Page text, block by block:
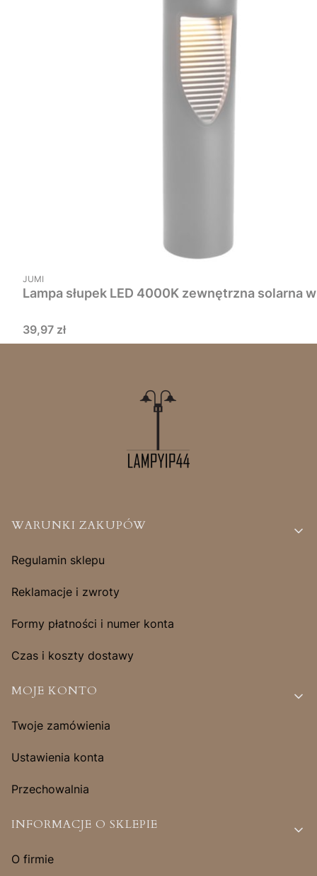
PRODUCENT
JUMI
Lampa słupek LED 4000K zewnętrzna solarna
Cena
39,97 zł
Linki w stopce
WARUNKI ZAKUPÓW
Regulamin sklepu
Reklamacje i zwroty
Formy płatności i numer konta
Czas i koszty dostawy
MOJE KONTO
Twoje zamówienia
Ustawienia konta
Przechowalnia
INFORMACJE O SKLEPIE
O firmie